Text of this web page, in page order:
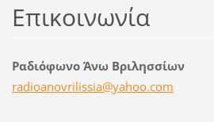
Επικοινωνία
Ραδιόφωνο Άνω Βριλησσίων
radioanovrilissia@yahoo.com